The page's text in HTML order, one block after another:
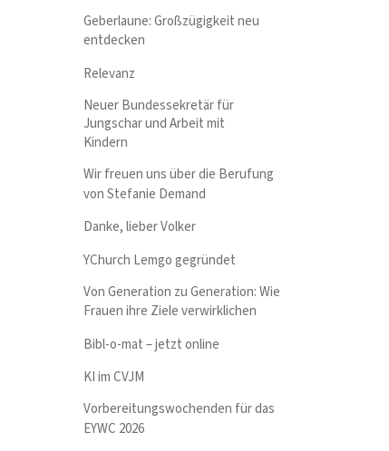
Geberlaune: Großzügigkeit neu
entdecken
Relevanz
Neuer Bundessekretär für
Jungschar und Arbeit mit
Kindern
Wir freuen uns über die Berufung
von Stefanie Demand
Danke, lieber Volker
YChurch Lemgo gegründet
Von Generation zu Generation: Wie
Frauen ihre Ziele verwirklichen
Bibl-o-mat – jetzt online
KI im CVJM
Vorbereitungswochenden für das
EYWC 2026